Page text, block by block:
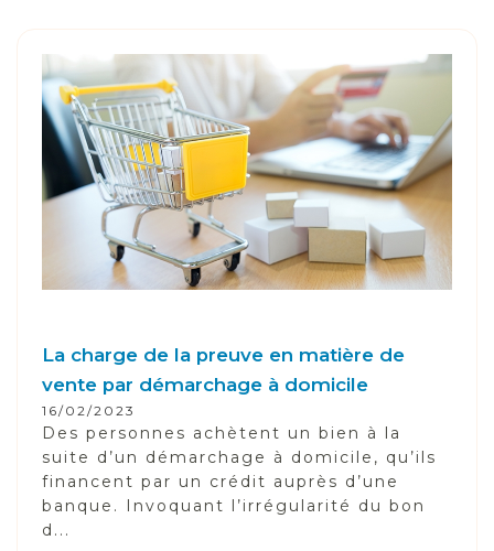
La charge de la preuve en matière de
vente par démarchage à domicile
16/02/2023
Des personnes achètent un bien à la
suite d’un démarchage à domicile, qu’ils
financent par un crédit auprès d’une
banque. Invoquant l’irrégularité du bon
d...